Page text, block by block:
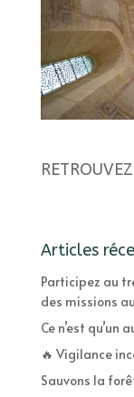
Articles
Participez au
des missions
Ce n’est qu’un
🔥 Vigilance
Sauvons la